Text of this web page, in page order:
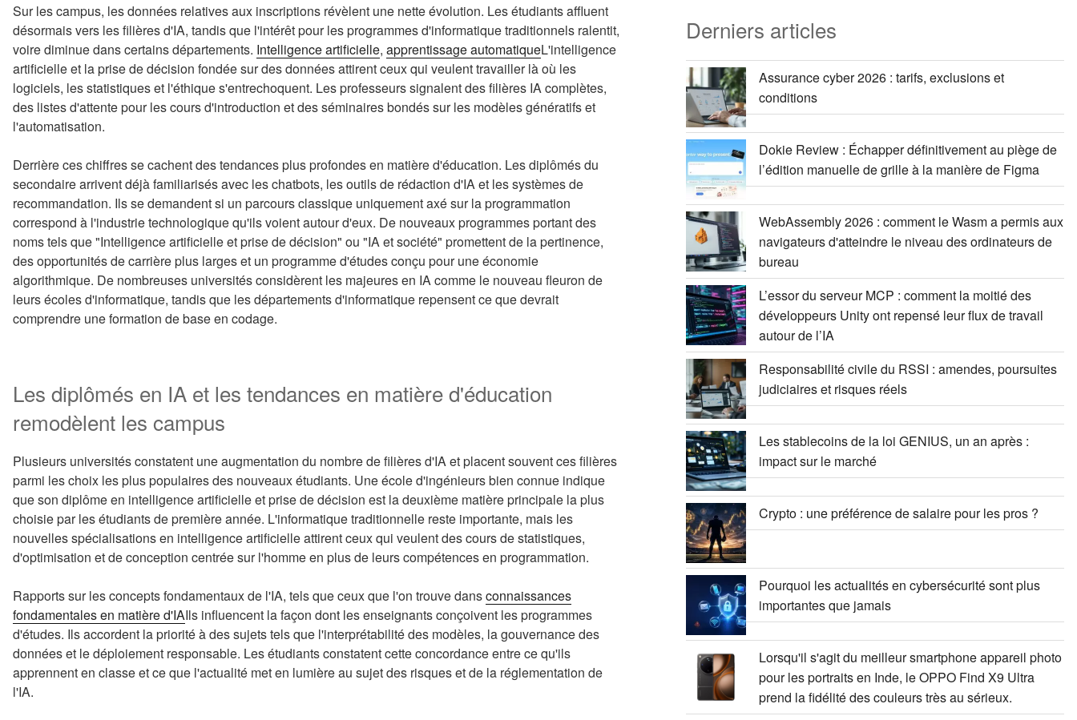
Sur les campus, les données relatives aux inscriptions révèlent une nette évolution. Les étudiants affluent
désormais vers les filières d'IA, tandis que l'intérêt pour les programmes d'informatique traditionnels ralentit,
voire diminue dans certains départements. Intelligence artificielle, apprentissage automatiqueL'intelligence
artificielle et la prise de décision fondée sur des données attirent ceux qui veulent travailler là où les
logiciels, les statistiques et l'éthique s'entrechoquent. Les professeurs signalent des filières IA complètes,
des listes d'attente pour les cours d'introduction et des séminaires bondés sur les modèles génératifs et
l'automatisation.
Derrière ces chiffres se cachent des tendances plus profondes en matière d'éducation. Les diplômés du
secondaire arrivent déjà familiarisés avec les chatbots, les outils de rédaction d'IA et les systèmes de
recommandation. Ils se demandent si un parcours classique uniquement axé sur la programmation
correspond à l'industrie technologique qu'ils voient autour d'eux. De nouveaux programmes portant des
noms tels que "Intelligence artificielle et prise de décision" ou "IA et société" promettent de la pertinence,
des opportunités de carrière plus larges et un programme d'études conçu pour une économie
algorithmique. De nombreuses universités considèrent les majeures en IA comme le nouveau fleuron de
leurs écoles d'informatique, tandis que les départements d'informatique repensent ce que devrait
comprendre une formation de base en codage.
Les diplômés en IA et les tendances en matière d'éducation
remodèlent les campus
Plusieurs universités constatent une augmentation du nombre de filières d'IA et placent souvent ces filières
parmi les choix les plus populaires des nouveaux étudiants. Une école d'ingénieurs bien connue indique
que son diplôme en intelligence artificielle et prise de décision est la deuxième matière principale la plus
choisie par les étudiants de première année. L'informatique traditionnelle reste importante, mais les
nouvelles spécialisations en intelligence artificielle attirent ceux qui veulent des cours de statistiques,
d'optimisation et de conception centrée sur l'homme en plus de leurs compétences en programmation.
Rapports sur les concepts fondamentaux de l'IA, tels que ceux que l'on trouve dansconnaissances
fondamentales en matière d'IAIls influencent la façon dont les enseignants conçoivent les programmes
d'études. Ils accordent la priorité à des sujets tels que l'interprétabilité des modèles, la gouvernance des
données et le déploiement responsable. Les étudiants constatent cette concordance entre ce qu'ils
apprennent en classe et ce que l'actualité met en lumière au sujet des risques et de la réglementation de
l'IA.
Derniers articles
Assurance cyber 2026 : tarifs, exclusions et
conditions
Dokie Review : Échapper définitivement au piège de
l’édition manuelle de grille à la manière de Figma
WebAssembly 2026 : comment le Wasm a permis aux
navigateurs d'atteindre le niveau des ordinateurs de
bureau
L’essor du serveur MCP : comment la moitié des
développeurs Unity ont repensé leur flux de travail
autour de l’IA
Responsabilité civile du RSSI : amendes, poursuites
judiciaires et risques réels
Les stablecoins de la loi GENIUS, un an après :
impact sur le marché
Crypto : une préférence de salaire pour les pros ?
Pourquoi les actualités en cybersécurité sont plus
importantes que jamais
Lorsqu'il s'agit du meilleur smartphone appareil photo
pour les portraits en Inde, le OPPO Find X9 Ultra
prend la fidélité des couleurs très au sérieux.